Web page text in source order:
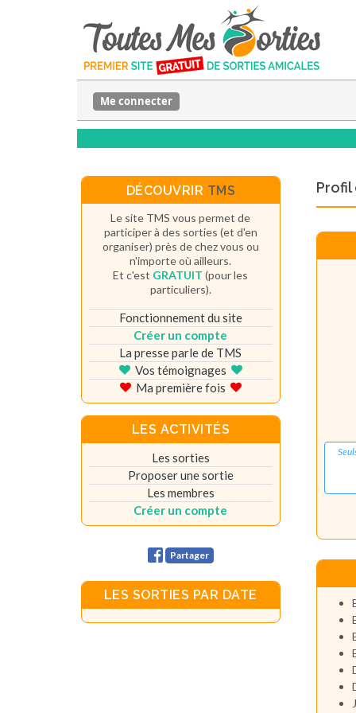
Me connecter
Profil
DÉCOUVRIR TMS
Le site TMS vous permet de
participer à des sorties (et d'en
organiser) près de chez vous ou
n'importe où ailleurs.
Et c'est GRATUIT (pour les
particuliers).
Fonctionnement du site
Créer un compte
La presse parle de TMS
Vos témoignages
Ma première fois
LES ACTIVITÉS
Les sorties
Proposer une sortie
Les membres
Créer un compte
Partager
LES SORTIES PAR DATE